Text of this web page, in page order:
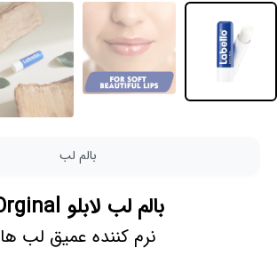
بالم لب
بالم لب لابلو Orginal
نرم کننده عمیق لب ها